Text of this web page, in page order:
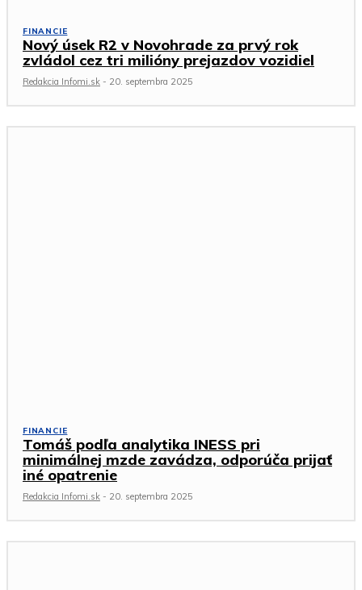
FINANCIE
Nový úsek R2 v Novohrade za prvý rok
zvládol cez tri milióny prejazdov vozidiel
Redakcia Infomi.sk - 20. septembra 2025
FINANCIE
Tomáš podľa analytika INESS pri
minimálnej mzde zavádza, odporúča prijať
iné opatrenie
Redakcia Infomi.sk - 20. septembra 2025